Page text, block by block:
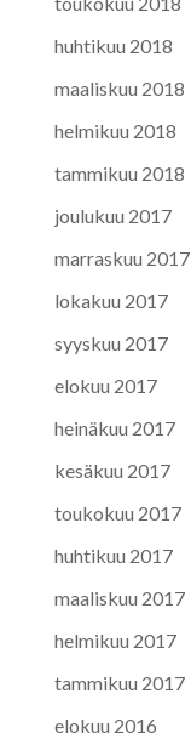
huhtikuu 2018
maaliskuu 2018
helmikuu 2018
tammikuu 2018
joulukuu 2017
marraskuu 2017
lokakuu 2017
syyskuu 2017
elokuu 2017
heinäkuu 2017
kesäkuu 2017
toukokuu 2017
huhtikuu 2017
maaliskuu 2017
helmikuu 2017
tammikuu 2017
elokuu 2016